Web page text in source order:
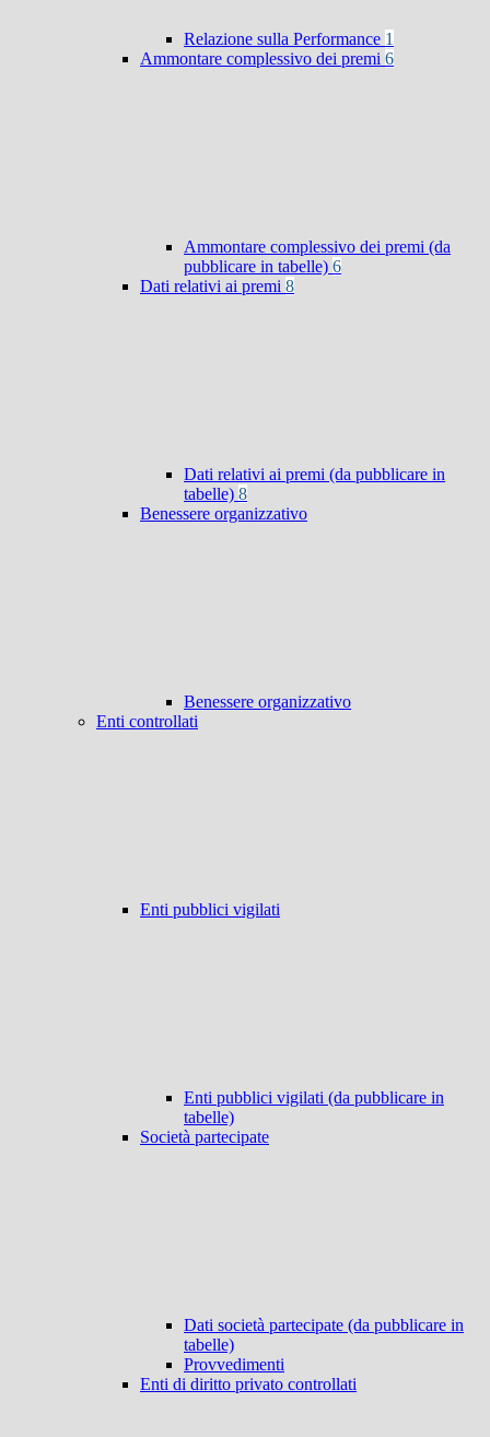
Relazione sulla Performance 1
Ammontare complessivo dei premi 6
Ammontare complessivo dei premi (da
pubblicare in tabelle) 6
Dati relativi ai premi 8
Dati relativi ai premi (da pubblicare in
tabelle) 8
Benessere organizzativo
Benessere organizzativo
Enti controllati
Enti pubblici vigilati
Enti pubblici vigilati (da pubblicare in
tabelle)
Società partecipate
Dati società partecipate (da pubblicare in
tabelle)
Provvedimenti
Enti di diritto privato controllati